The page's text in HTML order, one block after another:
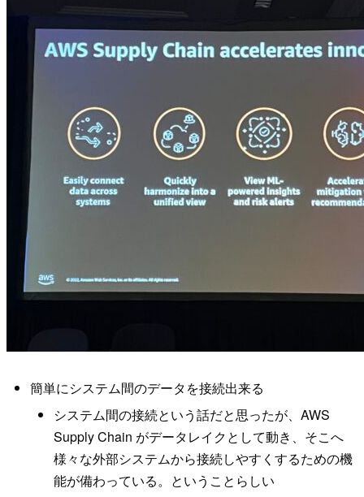
簡単にシステム間のデータを接続出来る
システム間の接続という話だと思ったが、AWS
Supply Chain がデータレイクとして動き、そこへ
様々な外部システムから接続しやすくするための機
能が備わっている。ということらしい